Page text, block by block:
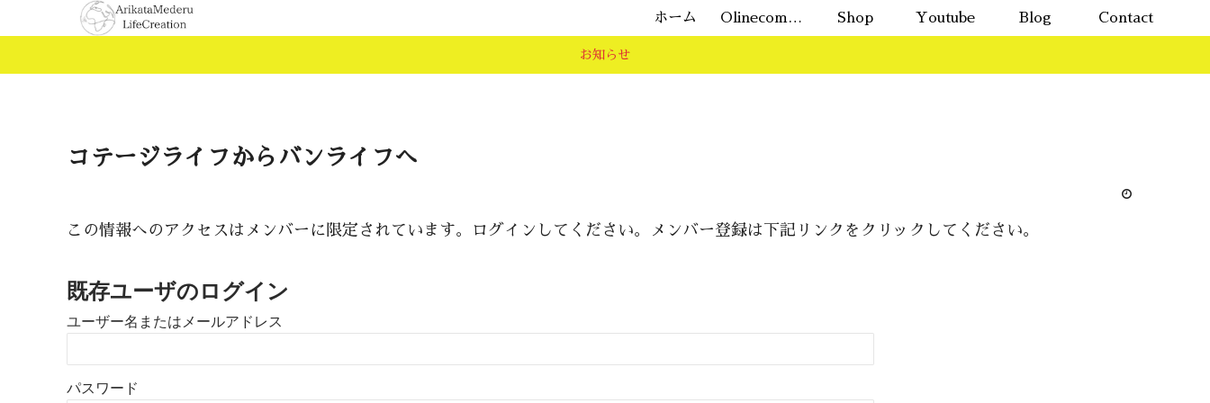
ホーム Olinecommunity源場 Shop Youtube Blog Contact
お知らせ
コテージライフからバンライフへ
この情報へのアクセスはメンバーに限定されています。ログインしてください。メンバー登録は下記リンクをクリックしてください。
既存ユーザのログイン
ユーザー名またはメールアドレス
パスワード